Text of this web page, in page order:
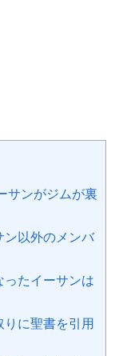
サンがジムが裏
ン以外のメンバ
ったイーサンは
に聖書を引用